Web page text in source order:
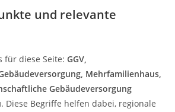
und relevante
für diese Seite:GGV,
Mehrfamilienhaus,
Gebäudeversorgung
. Diese Begriffe helfen dabei, regionale